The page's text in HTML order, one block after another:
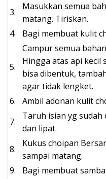
3.
Masukkan semua
matang. Tiriskan.
4.
Bagi membuat kulit
5.
Campur semua
Hingga atas api kecil
bisa dibentuk,
agar tidak lengket.
6.
Ambil adonan kulit
7.
Taruh isian yg sudah
dan lipat.
8.
Kukus choipan
sampai matang.
9.
Bagi membuat